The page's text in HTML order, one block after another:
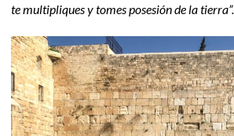
te multipliques y tomes posesión de la tierra”.